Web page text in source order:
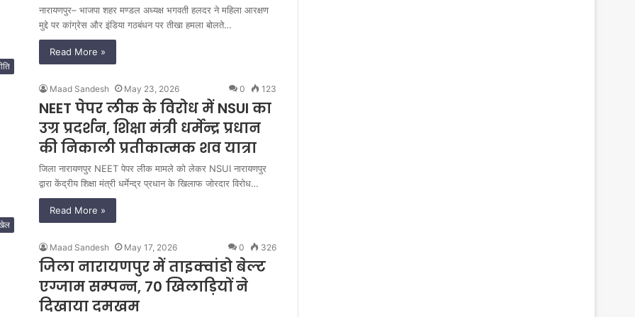
नारायणपुर– भाजपा शहर मण्डल अध्यक्ष भगवती हलदर ने महिला आरक्षण
मुद्दे पर कांग्रेस और इंडिया गठबंधन पर तीखा हमला बोलते…
Read More »
Maad Sandesh May 23, 2026 0 123
NEET पेपर लीक के विरोध में NSUI का
उग्र प्रदर्शन, शिक्षा मंत्री धर्मेन्द्र प्रधान
की निकाली प्रतीकात्मक शव यात्रा
जिला नारायणपुर NEET पेपर लीक मामले को लेकर NSUI नारायणपुर
द्वारा केंद्रीय शिक्षा मंत्री धर्मेन्द्र प्रधान के खिलाफ जोरदार विरोध…
Read More »
Maad Sandesh May 17, 2026 0 326
जिला नारायणपुर में ताइक्वांडो बेल्ट
एग्जाम सम्पन्न, 70 खिलाड़ियों ने
दिखाया दमखम